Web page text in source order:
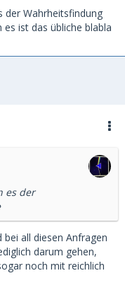
der Wahrheitsfindung
ist das übliche blabla
es der
all diesen Anfragen
darum gehen,
noch mit reichlich